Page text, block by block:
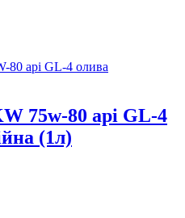
75w-80 api GL-4
(1л)